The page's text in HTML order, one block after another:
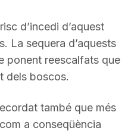
d’incedi d’aquest
La sequera d’aquests
ponent reescalfats que
dels boscos.
també que més
a conseqüència